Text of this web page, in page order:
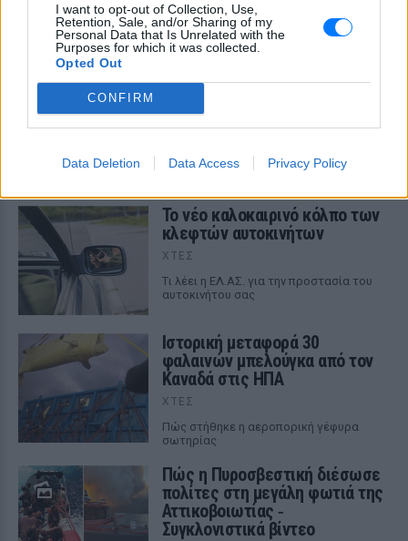
I want to opt-out of Collection, Use,
Retention, Sale, and/or Sharing of my
Personal Data that Is Unrelated with the
Purposes for which it was collected.
Opted Out
CONFIRM
Data Deletion Data Access Privacy Policy
Καύσιμα «φωτιά»: Η βενζίνη ξεπερνά τα 2
ευρώ το λίτρο παρά την πτώση του αργού
πετρελαίου διεθνώς
ΧΤΕΣ
Το νέο καλοκαιρινό κόλπο των
κλεφτών αυτοκινήτων
ΧΤΕΣ
Tι λέει η ΕΛ.ΑΣ. για την προστασία του
αυτοκινήτου σας
Ιστορική μεταφορά 30
φαλαινών μπελούγκα από τον
Καναδά στις ΗΠΑ
ΧΤΕΣ
Πώς στήθηκε η αεροπορική γέφυρα
σωτηρίας
Πώς η Πυροσβεστική διέσωσε
πολίτες στη μεγάλη φωτιά της
Αττικοβοιωτίας ‑
Συγκλονιστικά βίντεο